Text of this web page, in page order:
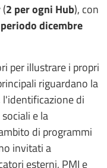
(2 per ogni Hub), con
dicembre
per illustrare i propri
riguardano la
l'identificazione di
e la
di programmi
invitati a
esterni, PMI e